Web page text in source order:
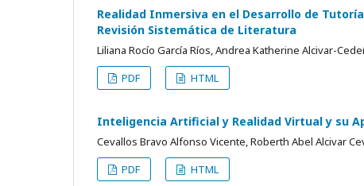
Realidad Inmersiva en el Desarrollo de
Revisión Sistemática de Literatura
Liliana Rocío García Ríos, Andrea Katherine Alcivar-
PDF
HTML
Inteligencia Artificial y Realidad Virtual y su
Cevallos Bravo Alfonso Vicente, Roberth Abel Alcivar
PDF
HTML